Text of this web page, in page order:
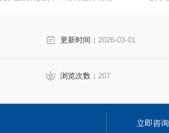
更新时间： 2026-03-01
浏览次数： 207
立即咨询